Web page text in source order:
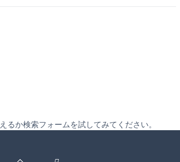
か検索フォームを試してみてください。